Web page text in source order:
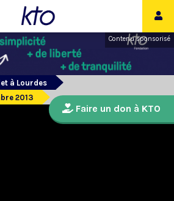
Contenu sponsorisé
à Lourdes
2013
Faire un don à KTO